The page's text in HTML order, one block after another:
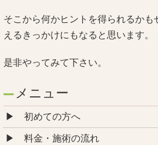
そこから何かヒントを得られるか
えるきっかけにもなると思います。
是非やってみて下さい。
メニュー
初めての方へ
料金・施術の流れ